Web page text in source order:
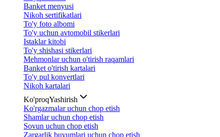
Banket menyusi
Nikoh sertifikatlari
To'y foto albomi
To'y uchun avtomobil stikerlari
Istaklar kitobi
To'y shishasi stikerlari
Mehmonlar uchun o'tirish raqamlari
Banket o'tirish kartalari
To'y pul konvertlari
Nikoh kartalari
Ko'proqYashirish
Ko'rgazmalar uchun chop etish
Shamlar uchun chop etish
Sovun uchun chop etish
Zargarlik buyumlari uchun chop etish